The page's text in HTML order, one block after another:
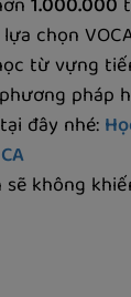
1.000.000
chọn
từ vựng
pháp
đây nhé:
sẽ không